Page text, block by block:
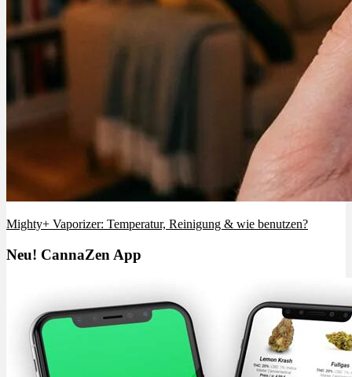
Mighty+ Vaporizer: Temperatur, Reinigung & wie benutzen?
Neu! CannaZen App